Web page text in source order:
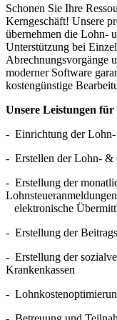
Schonen Sie Ihre
Kerngeschäft! Unsere
übernehmen die Lohn-
Unterstützung bei
Abrechnungsvorgänge
moderner Software
kostengünstige
Unsere Leistungen für
- Einrichtung der
- Erstellen der Lohn- &
- Erstellung der
elektronische
- Erstellung der
- Erstellung der
Krankenkassen
-